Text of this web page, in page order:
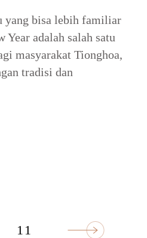
yang bisa lebih familiar
Year adalah salah satu
masyarakat Tionghoa,
tradisi dan
11